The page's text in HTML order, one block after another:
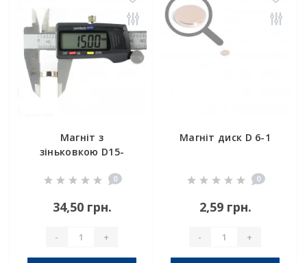
Магніт з
зіньковкою D15-
0
34,50 грн.
- +
Магніт диск D 6-1
0
2,59 грн.
- +